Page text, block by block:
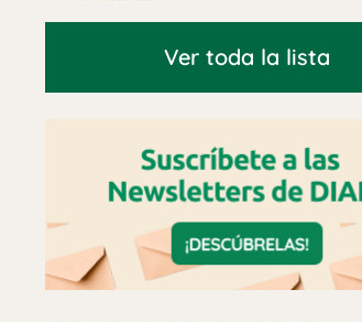
Ver toda la lista